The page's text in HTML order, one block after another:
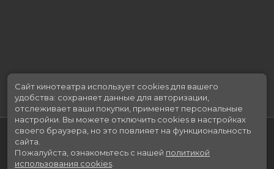
Сайт кинотеатра использует cookies для вашего
удобства: сохраняет данные для авторизации,
отслеживает ваши покупки, применяет персональные
настройки. Вы можете отключить cookies в настройках
своего браузера, но это повлияет на функциональность
сайта.
Пожалуйста, ознакомьтесь с нашей политикой
использования cookies